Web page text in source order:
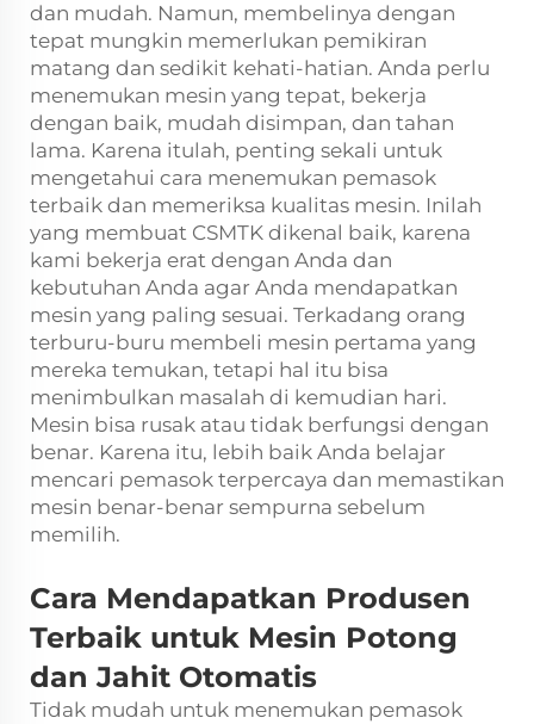
dan mudah. Namun, membelinya dengan
tepat mungkin memerlukan pemikiran
matang dan sedikit kehati-hatian. Anda perlu
menemukan mesin yang tepat, bekerja
dengan baik, mudah disimpan, dan tahan
lama. Karena itulah, penting sekali untuk
mengetahui cara menemukan pemasok
terbaik dan memeriksa kualitas mesin. Inilah
yang membuat CSMTK dikenal baik, karena
kami bekerja erat dengan Anda dan
kebutuhan Anda agar Anda mendapatkan
mesin yang paling sesuai. Terkadang orang
terburu-buru membeli mesin pertama yang
mereka temukan, tetapi hal itu bisa
menimbulkan masalah di kemudian hari.
Mesin bisa rusak atau tidak berfungsi dengan
benar. Karena itu, lebih baik Anda belajar
mencari pemasok terpercaya dan memastikan
mesin benar-benar sempurna sebelum
memilih.
Cara Mendapatkan Produsen
Terbaik untuk Mesin Potong
dan Jahit Otomatis
Tidak mudah untuk menemukan pemasok